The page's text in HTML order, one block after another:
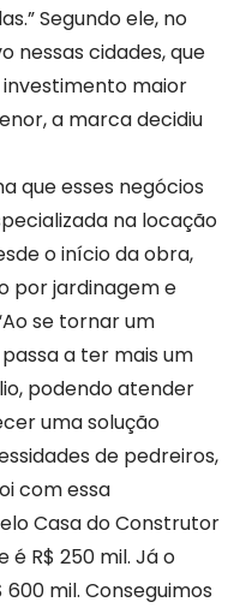
Segundo ele, no
nessas cidades, que
maior
a marca decidiu
que esses negócios
na locação
o início da obra,
por jardinagem e
se tornar um
a ter mais um
podendo atender
uma solução
de pedreiros,
com essa
Casa do Construtor
é R$ 250 mil. Já o
mil. Conseguimos